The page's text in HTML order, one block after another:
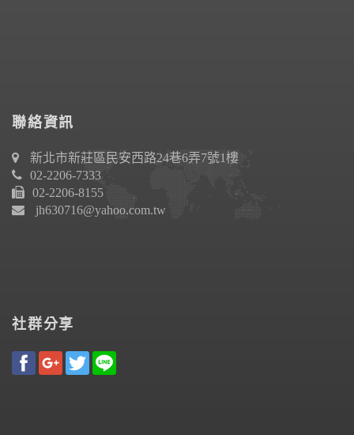
聯絡資訊
新北市新莊區民安西路24巷6弄7號1樓
02-2206-7333
02-2206-8155
jh630716@yahoo.com.tw
社群分享